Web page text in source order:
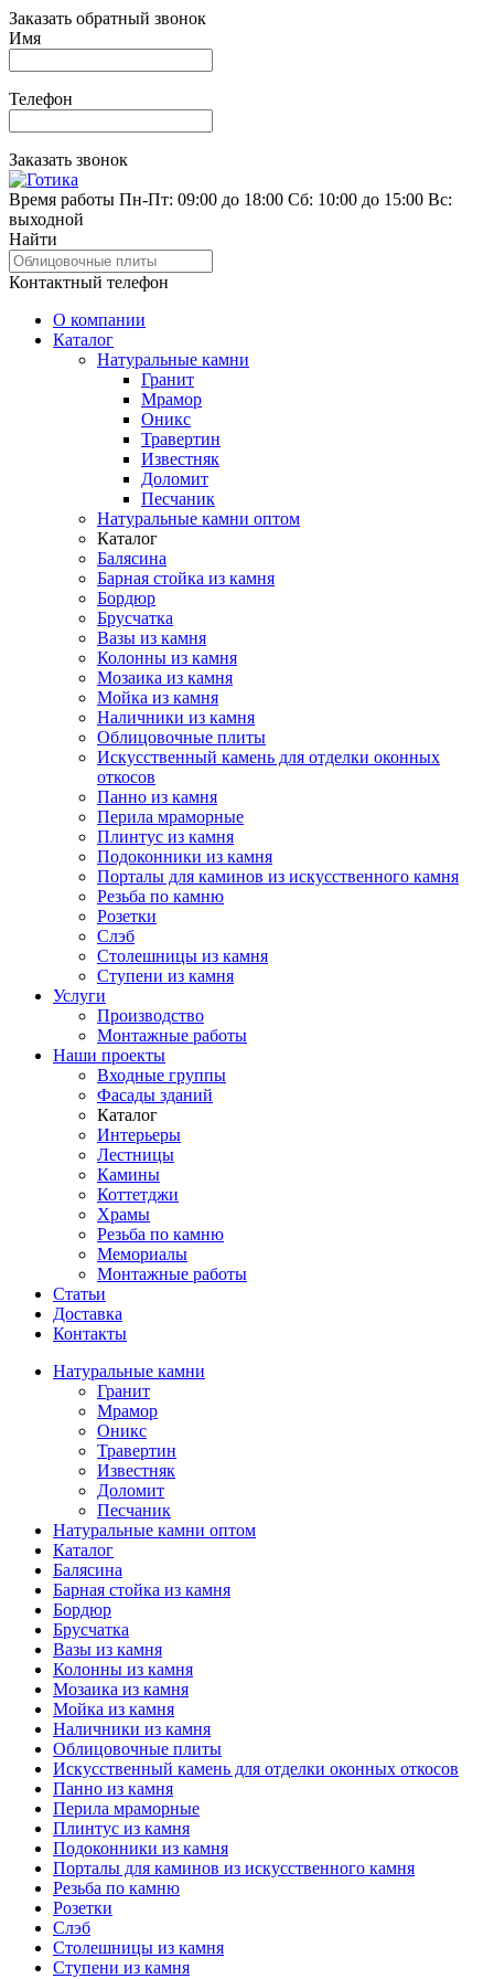
Заказать обратный звонок
Имя
Телефон
Заказать звонок
Время работы Пн-Пт: 09:00 до 18:00 Сб: 10:00 до 15:00 Вс:
выходной
Найти
Контактный телефон
О компании
Каталог
Натуральные камни
Гранит
Мрамор
Оникс
Травертин
Известняк
Доломит
Песчаник
Натуральные камни оптом
Каталог
Балясина
Барная стойка из камня
Бордюр
Брусчатка
Вазы из камня
Колонны из камня
Мозаика из камня
Мойка из камня
Наличники из камня
Облицовочные плиты
Искусственный камень для отделки оконных
откосов
Панно из камня
Перила мраморные
Плинтус из камня
Подоконники из камня
Порталы для каминов из искусственного камня
Резьба по камню
Розетки
Слэб
Столешницы из камня
Ступени из камня
Услуги
Производство
Монтажные работы
Наши проекты
Входные группы
Фасады зданий
Каталог
Интерьеры
Лестницы
Камины
Коттетджи
Храмы
Резьба по камню
Мемориалы
Монтажные работы
Статьи
Доставка
Контакты
Натуральные камни
Гранит
Мрамор
Оникс
Травертин
Известняк
Доломит
Песчаник
Натуральные камни оптом
Каталог
Балясина
Барная стойка из камня
Бордюр
Брусчатка
Вазы из камня
Колонны из камня
Мозаика из камня
Мойка из камня
Наличники из камня
Облицовочные плиты
Искусственный камень для отделки оконных откосов
Панно из камня
Перила мраморные
Плинтус из камня
Подоконники из камня
Порталы для каминов из искусственного камня
Резьба по камню
Розетки
Слэб
Столешницы из камня
Ступени из камня